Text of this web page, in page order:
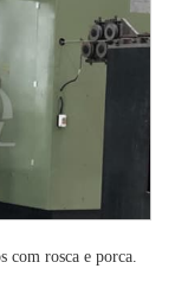
com rosca e porca.